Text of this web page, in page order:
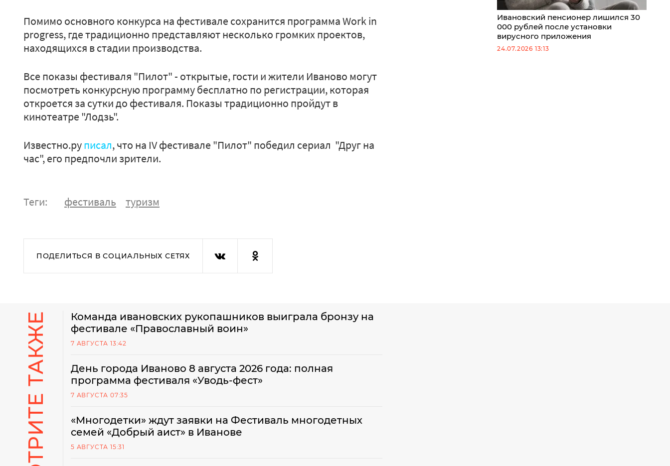
Помимо основного конкурса на фестивале сохранится программа Work in
progress, где традиционно представляют несколько громких проектов,
находящихся в стадии производства.
Все показы фестиваля "Пилот" - открытые, гости и жители Иваново могут
посмотреть конкурсную программу бесплатно по регистрации, которая
откроется за сутки до фестиваля. Показы традиционно пройдут в
кинотеатре "Лодзь".
Известно.руписал, что на IV фестивале "Пилот" победил сериал "Друг на
час", его предпочли зрители.
Теги: фестиваль туризм
ПОДЕЛИТЬСЯ В СОЦИАЛЬНЫХ СЕТЯХ
Ивановский пенсионер лишился 30
000 рублей после установки
вирусного приложения
24.07.2026 13:13
СМОТРИТЕ ТАКЖЕ
Команда ивановских рукопашников выиграла бронзу на
фестивале «Православный воин»
7 АВГУСТА 13:42
День города Иваново 8 августа 2026 года: полная
программа фестиваля «Уводь-фест»
7 АВГУСТА 07:35
«Многодетки» ждут заявки на Фестиваль многодетных
семей «Добрый аист» в Иванове
5 АВГУСТА 15:31